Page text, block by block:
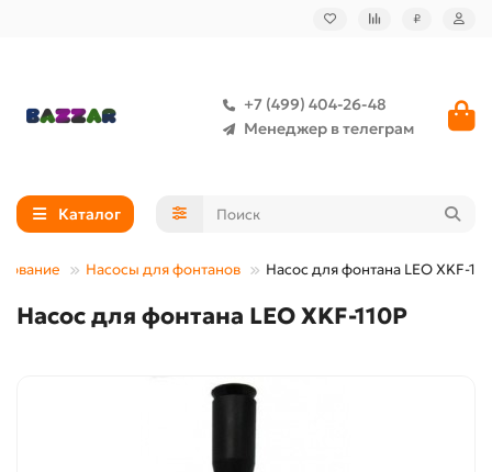
₽
+7 (499) 404-26-48
Менеджер в телеграм
Каталог
Насосы для фонтанов Насос для фонтана LEO XKF-
Насос для фонтана LEO XKF-110P